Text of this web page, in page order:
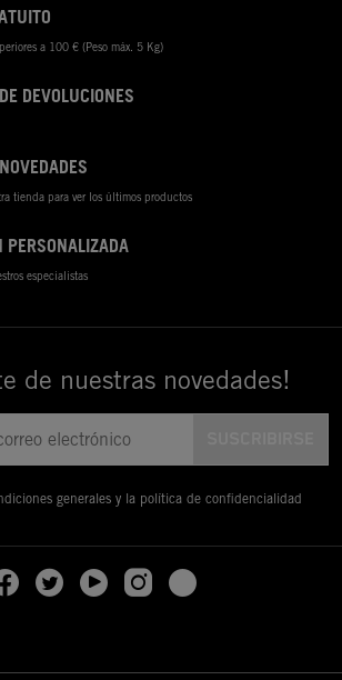
a 100 € (Peso máx. 5 Kg)
DEVOLUCIONES
tienda para ver los últimos productos
especialistas
de nuestras novedades!
generales y la política de confidencialidad